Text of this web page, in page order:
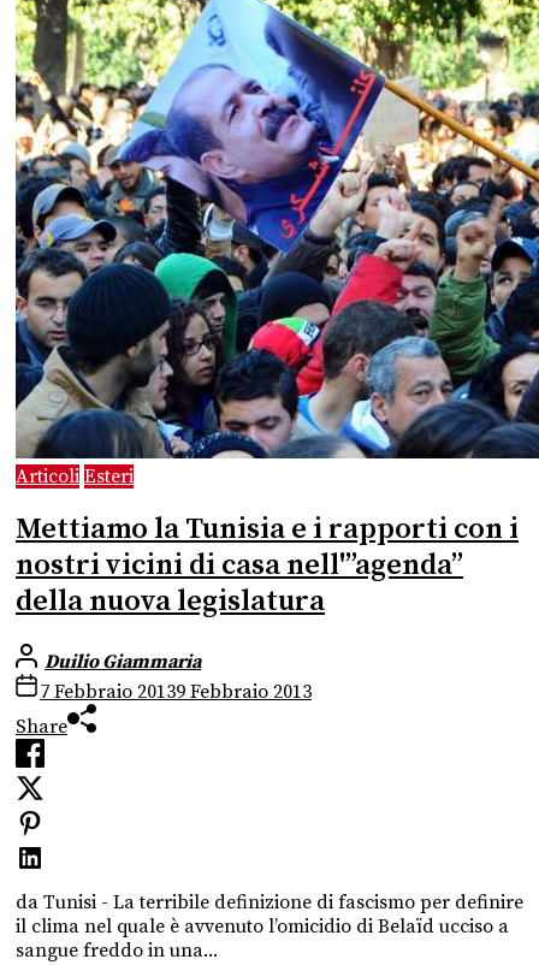
Articoli Esteri
Mettiamo la Tunisia e i rapporti con i
nostri vicini di casa nell'”agenda”
della nuova legislatura
Duilio Giammaria
7 Febbraio 20139 Febbraio 2013
Share
da Tunisi - La terribile definizione di fascismo per definire
il clima nel quale è avvenuto l’omicidio di Belaïd ucciso a
sangue freddo in una...